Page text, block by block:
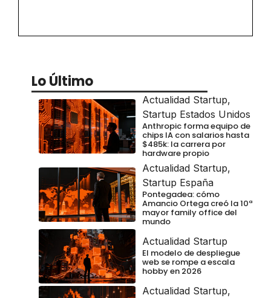
Lo Último
Actualidad Startup,
Startup Estados Unidos
Anthropic forma equipo de
chips IA con salarios hasta
$485k: la carrera por
hardware propio
Actualidad Startup,
Startup España
Pontegadea: cómo
Amancio Ortega creó la 10ª
mayor family office del
mundo
Actualidad Startup
El modelo de despliegue
web se rompe a escala
hobby en 2026
Actualidad Startup,